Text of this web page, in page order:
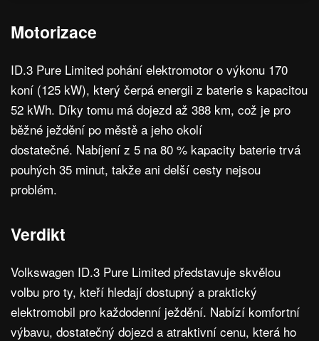
Motorizace
ID.3 Pure Limited pohání elektromotor o výkonu 170
koní (125 kW), který čerpá energii z baterie s kapacitou
52 kWh. Díky tomu má dojezd až 388 km, což je pro
běžné ježdění po městě a jeho okolí
dostatečné. Nabíjení z 5 na 80 % kapacity baterie trvá
pouhých 35 minut, takže ani delší cesty nejsou
problém.
Verdikt
Volkswagen ID.3 Pure Limited představuje skvělou
volbu pro ty, kteří hledají dostupný a praktický
elektromobil pro každodenní ježdění. Nabízí komfortní
výbavu, dostatečný dojezd a atraktivní cenu, která ho